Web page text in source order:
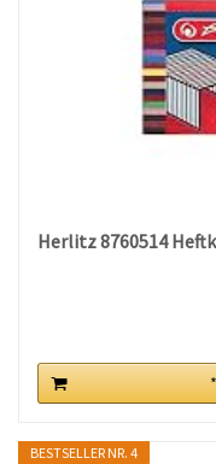
Herlitz 8760514
BESTSELLER NR. 4